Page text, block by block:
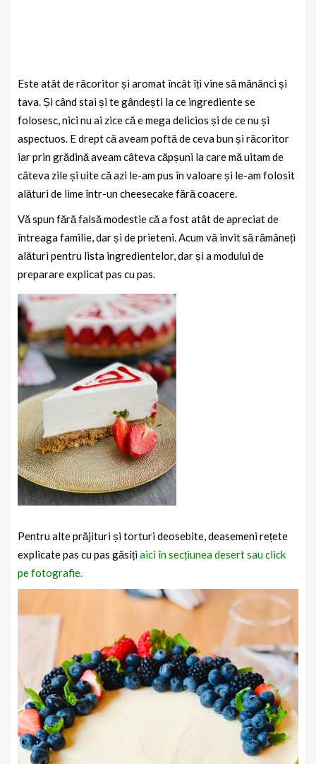
Este atât de răcoritor și aromat încât îți vine să mănânci și
tava. Și când stai și te gândești la ce ingrediente se
folosesc, nici nu ai zice că e mega delicios și de ce nu și
aspectuos. E drept că aveam poftă de ceva bun și răcoritor
iar prin grădină aveam câteva căpșuni la care mă uitam de
câteva zile și uite că azi le-am pus în valoare și le-am folosit
alături de lime într-un cheesecake fără coacere.
Vă spun fără falsă modestie că a fost atât de apreciat de
întreaga familie, dar și de prieteni. Acum vă invit să rămâneți
alături pentru lista ingredientelor, dar și a modului de
preparare explicat pas cu pas.
Pentru alte prăjituri și torturi deosebite, deasemeni rețete
explicate pas cu pas găsițiaici în secțiunea desert sau click
pe fotografie.